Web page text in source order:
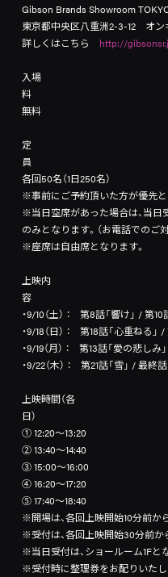
Gibson Brands Showroom
東京都中央区八重洲2-3-12 オン
詳しくはこちら http://
入場
無料
定
各回50名（1日250名）
※事前にご予約頂いた方が優先と
※当日空席があった場合は、当日
のみとなります。（お電話でのご
※座席は自由席となります。
上映内
・9/10（土） ： 第8話「響け」 / 第
・9/18（日） ： 第18話「心重ねる
・9/19（月） ： 第13話「愛の悲しみ
・9/22（木） ： 第21話「雪」 / 最終話
上映時間（各
① 12:20～13:20
② 13:40～14:40
③ 15:00～16:00
④ 16:20～17:20
⑤ 17:40～18:40
※開場は、各回上映開始10分前か
※受付は、各回上映開始30分前か
※当日受付は、ショールーム1Fと
※受付時に整理券をお配りいたし